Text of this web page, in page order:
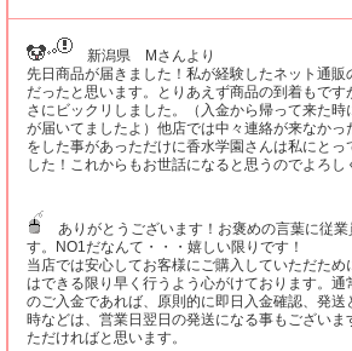
新潟県 Mさんより
先日商品が届きました！私が経験したネット通
だったと思います。とりあえず商品の到着もで
さにビックリしました。（入金から帰って来た
が届いてましたよ）他店では中々連絡が来なか
をした事があっただけに香水学園さんは私にとっ
した！これからもお世話になると思うのでよろし
ありがとうございます！お褒めの言葉に従業
す。NO1だなんて・・・嬉しい限りです！
当店では安心してお客様にご購入していただた
はできる限り早く行うよう心がけております。通
のご入金であれば、原則的に即日入金確認、発
時などは、営業日翌日の発送になる事もござい
ただければと思います。